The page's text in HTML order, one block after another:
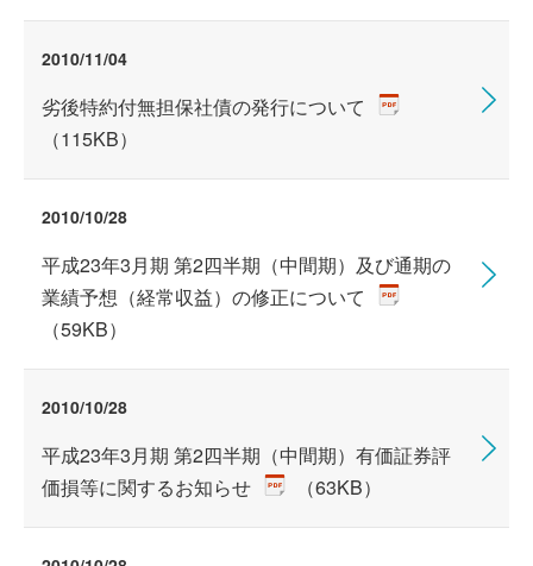
2010/11/04
劣後特約付無担保社債の発行について
（115KB）
2010/10/28
平成23年3月期 第2四半期（中間期）及び通期の
業績予想（経常収益）の修正について
（59KB）
2010/10/28
平成23年3月期 第2四半期（中間期）有価証券評
価損等に関するお知らせ
（63KB）